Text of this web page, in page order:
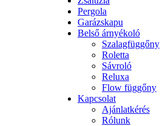
Pergola
Garázskapu
Belső árnyékoló
Szalagfüggőny
Roletta
Sávroló
Reluxa
Flow függőny
Kapcsolat
Ajánlatkérés
Rólunk